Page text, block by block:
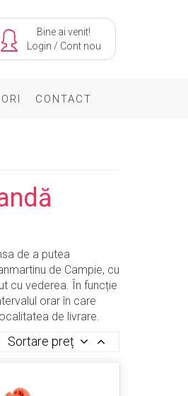
CONTACT
Bine ai venit!
Login / Cont nou
de a putea
de Campie, cu
cu vederea. În funcție
orar în care
de livrare.
Sortare preț